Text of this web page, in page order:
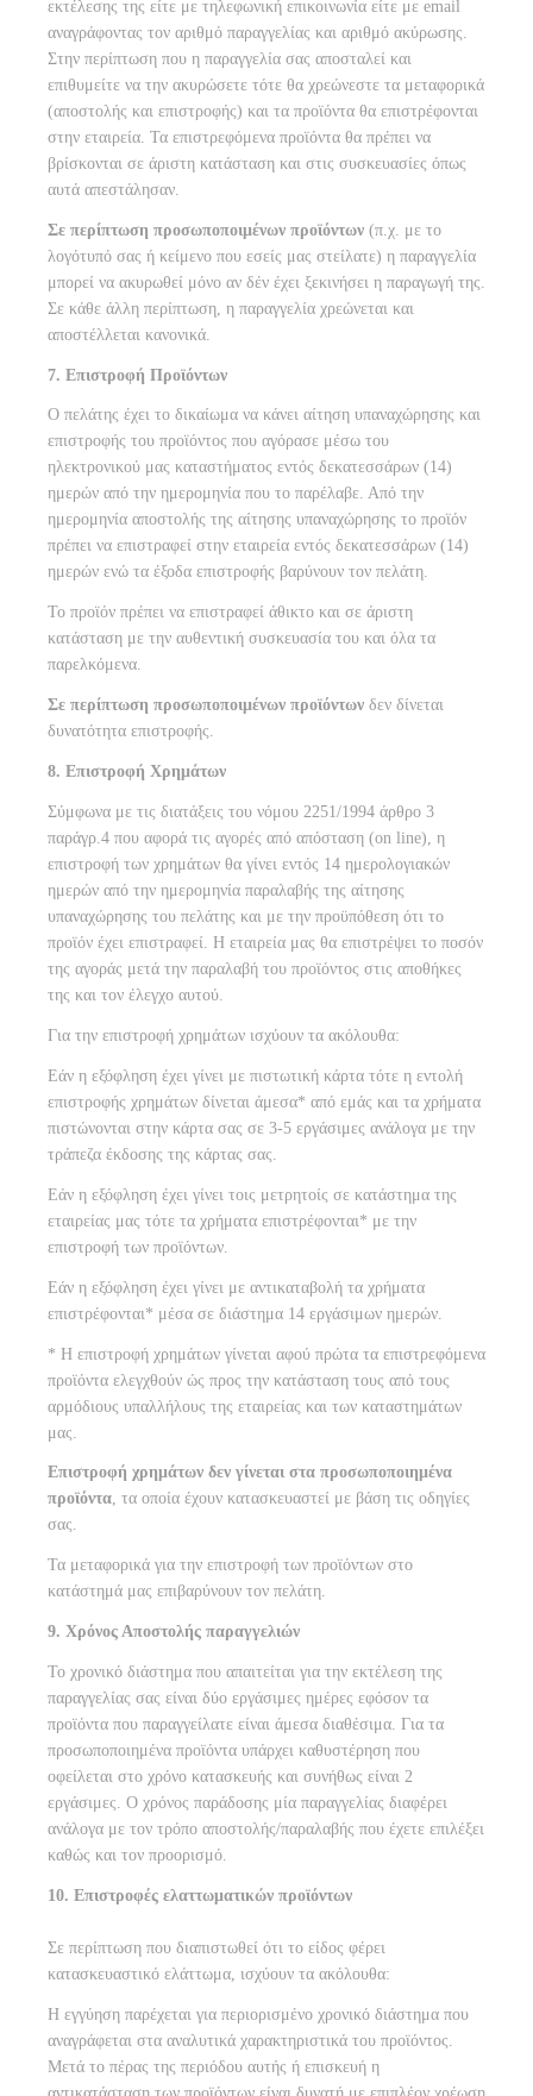
εκτέλεσης της είτε με τηλεφωνική επικοινωνία είτε με email
αναγράφοντας τον αριθμό παραγγελίας και αριθμό ακύρωσης.
Στην περίπτωση που η παραγγελία σας αποσταλεί και
επιθυμείτε να την ακυρώσετε τότε θα χρεώνεστε τα μεταφορικά
(αποστολής και επιστροφής) και τα προϊόντα θα επιστρέφονται
στην εταιρεία. Τα επιστρεφόμενα προϊόντα θα πρέπει να
βρίσκονται σε άριστη κατάσταση και στις συσκευασίες όπως
αυτά απεστάλησαν.
Σε περίπτωση προσωποποιμένων προϊόντων (π.χ. με το
λογότυπό σας ή κείμενο που εσείς μας στείλατε) η παραγγελία
μπορεί να ακυρωθεί μόνο αν δέν έχει ξεκινήσει η παραγωγή της.
Σε κάθε άλλη περίπτωση, η παραγγελία χρεώνεται και
αποστέλλεται κανονικά.
7. Επιστροφή Προϊόντων
O πελάτης έχει το δικαίωμα να κάνει αίτηση υπαναχώρησης και
επιστροφής του προϊόντος που αγόρασε μέσω του
ηλεκτρονικού μας καταστήματος εντός δεκατεσσάρων (14)
ημερών από την ημερομηνία που το παρέλαβε. Από την
ημερομηνία αποστολής της αίτησης υπαναχώρησης το προϊόν
πρέπει να επιστραφεί στην εταιρεία εντός δεκατεσσάρων (14)
ημερών ενώ τα έξοδα επιστροφής βαρύνουν τον πελάτη.
Το προϊόν πρέπει να επιστραφεί άθικτο και σε άριστη
κατάσταση με την αυθεντική συσκευασία του και όλα τα
παρελκόμενα.
Σε περίπτωση προσωποποιμένων προϊόντων δεν δίνεται
δυνατότητα επιστροφής.
8. Επιστροφή Χρημάτων
Σύμφωνα με τις διατάξεις του νόμου 2251/1994 άρθρο 3
παράγρ.4 που αφορά τις αγορές από απόσταση (on line), η
επιστροφή των χρημάτων θα γίνει εντός 14 ημερολογιακών
ημερών από την ημερομηνία παραλαβής της αίτησης
υπαναχώρησης του πελάτης και με την προϋπόθεση ότι το
προϊόν έχει επιστραφεί. Η εταιρεία μας θα επιστρέψει το ποσόν
της αγοράς μετά την παραλαβή του προϊόντος στις αποθήκες
της και τον έλεγχο αυτού.
Για την επιστροφή χρημάτων ισχύουν τα ακόλουθα:
Εάν η εξόφληση έχει γίνει με πιστωτική κάρτα τότε η εντολή
επιστροφής χρημάτων δίνεται άμεσα* από εμάς και τα χρήματα
πιστώνονται στην κάρτα σας σε 3-5 εργάσιμες ανάλογα με την
τράπεζα έκδοσης της κάρτας σας.
Εάν η εξόφληση έχει γίνει τοις μετρητοίς σε κατάστημα της
εταιρείας μας τότε τα χρήματα επιστρέφονται* με την
επιστροφή των προϊόντων.
Εάν η εξόφληση έχει γίνει με αντικαταβολή τα χρήματα
επιστρέφονται* μέσα σε διάστημα 14 εργάσιμων ημερών.
* Η επιστροφή χρημάτων γίνεται αφού πρώτα τα επιστρεφόμενα
προϊόντα ελεγχθούν ώς προς την κατάσταση τους από τους
αρμόδιους υπαλλήλους της εταιρείας και των καταστημάτων
μας.
Επιστροφή χρημάτων δεν γίνεται στα προσωποποιημένα
προϊόντα, τα οποία έχουν κατασκευαστεί με βάση τις οδηγίες
σας.
Τα μεταφορικά για την επιστροφή των προϊόντων στο
κατάστημά μας επιβαρύνουν τον πελάτη.
9. Χρόνος Αποστολής παραγγελιών
Το χρονικό διάστημα που απαιτείται για την εκτέλεση της
παραγγελίας σας είναι δύο εργάσιμες ημέρες εφόσον τα
προϊόντα που παραγγείλατε είναι άμεσα διαθέσιμα. Για τα
προσωποποιημένα προϊόντα υπάρχει καθυστέρηση που
οφείλεται στο χρόνο κατασκευής και συνήθως είναι 2
εργάσιμες. Ο χρόνος παράδοσης μία παραγγελίας διαφέρει
ανάλογα με τον τρόπο αποστολής/παραλαβής που έχετε επιλέξει
καθώς και τον προορισμό.
10. Επιστροφές ελαττωματικών προϊόντων
Σε περίπτωση που διαπιστωθεί ότι το είδος φέρει
κατασκευαστικό ελάττωμα, ισχύουν τα ακόλουθα:
Η εγγύηση παρέχεται για περιορισμένο χρονικό διάστημα που
αναγράφεται στα αναλυτικά χαρακτηριστικά του προϊόντος.
Μετά το πέρας της περιόδου αυτής ή επισκευή η